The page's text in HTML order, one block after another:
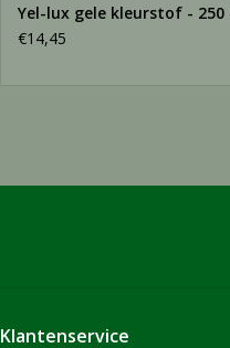
Yel-lux gele kleurstof - 250
€14,45
Klantenservice